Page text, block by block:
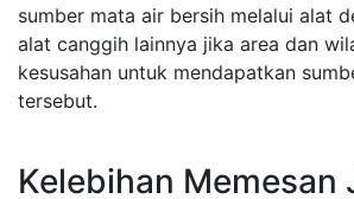
sumber mata air bersih melalui alat
alat canggih lainnya jika area dan
kesusahan untuk mendapatkan
tersebut.
Kelebihan Memesan